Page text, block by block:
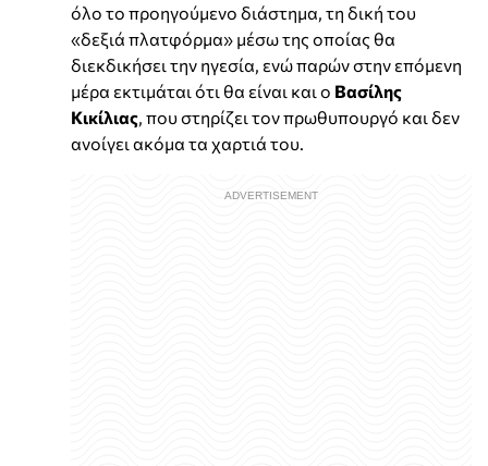
όλο το προηγούμενο διάστημα, τη δική του
«δεξιά πλατφόρμα» μέσω της οποίας θα
διεκδικήσει την ηγεσία, ενώ παρών στην επόμενη
μέρα εκτιμάται ότι θα είναι και ο Βασίλης
Κικίλιας, που στηρίζει τον πρωθυπουργό και δεν
ανοίγει ακόμα τα χαρτιά του.